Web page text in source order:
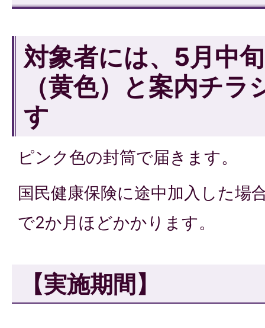
対象者には、5月中
（黄色）と案内チラ
す
ピンク色の封筒で届きます。
国民健康保険に途中加入した場
で2か月ほどかかります。
【実施期間】